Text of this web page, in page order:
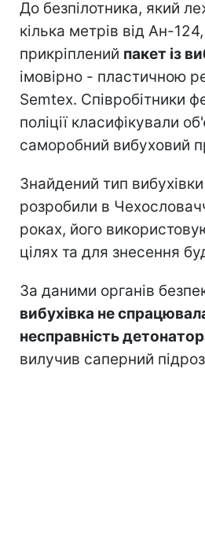
До безпілотника, який
кілька метрів від Ан-
прикріплений пакет із
імовірно - пластичною
Semtex. Співробітники
поліції класифікували
саморобний вибуховий
Знайдений тип
розробили в
роках, його
цілях та для знесення
За даними органів
вибухівка не
несправність
вилучив саперний